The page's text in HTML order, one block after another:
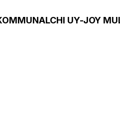
UY-JOY